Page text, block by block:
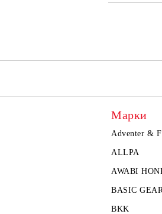
Марки
Adventer &
ALLPA
AWABI
BASIC
BKK